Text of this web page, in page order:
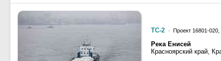
ТС-2 · Проект 16801-020,
Река Енисей
Красноярский край,